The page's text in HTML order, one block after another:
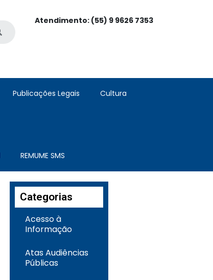
Atendimento: (55) 9 9626 7353
Publicações Legais Cultura
REMUME SMS
Categorias
Acesso à
Informação
Atas Audiências
Públicas